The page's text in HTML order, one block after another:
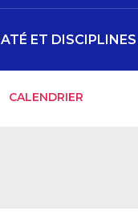
CALENDRIER
ET